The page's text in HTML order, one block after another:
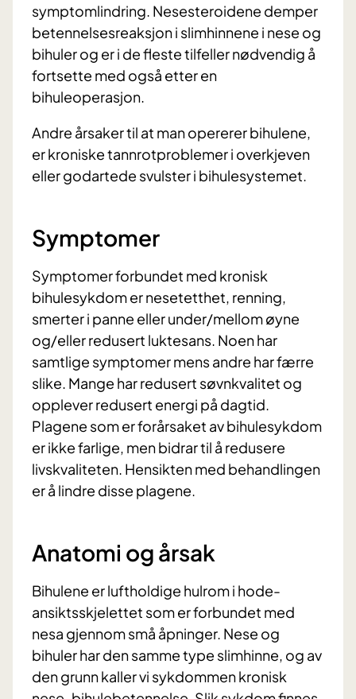
symptomlindring. Nesesteroidene demper
betennelsesreaksjon i slimhinnene i nese og
bihuler og er i de fleste tilfeller nødvendig å
fortsette med også etter en
bihuleoperasjon.
Andre årsaker til at man opererer bihulene,
er kroniske tannrotproblemer i overkjeven
eller godartede svulster i bihulesystemet.
Symptomer
Symptomer forbundet med kronisk
bihulesykdom er nesetetthet, renning,
smerter i panne eller under/mellom øyne
og/eller redusert luktesans. Noen har
samtlige symptomer mens andre har færre
slike. Mange har redusert søvnkvalitet og
opplever redusert energi på dagtid.
Plagene som er forårsaket av bihulesykdom
er ikke farlige, men bidrar til å redusere
livskvaliteten. Hensikten med behandlingen
er å lindre disse plagene.
Anatomi og årsak
Bihulene er luftholdige hulrom i hode-
ansiktsskjelettet som er forbundet med
nesa gjennom små åpninger. Nese og
bihuler har den samme type slimhinne, og av
den grunn kaller vi sykdommen kronisk